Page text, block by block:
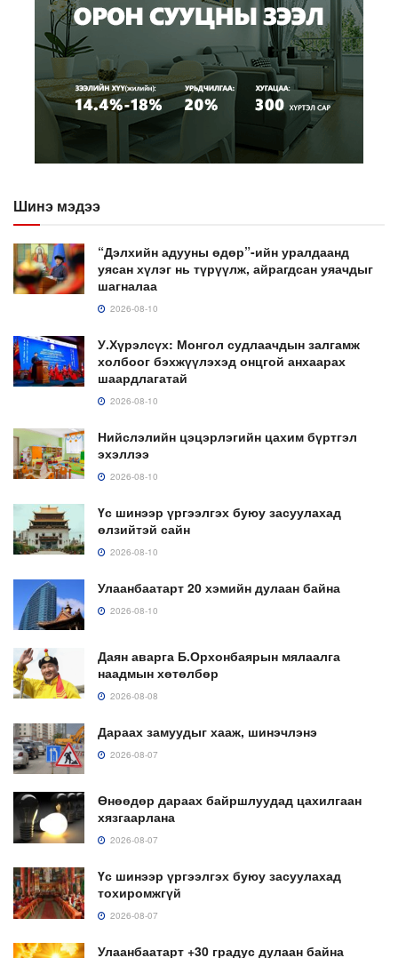
Шинэ мэдээ
“Дэлхийн адууны өдөр”-ийн уралдаанд
уясан хүлэг нь түрүүлж, айрагдсан уяачдыг
шагналаа
2026-08-10
У.Хүрэлсүх: Монгол судлаачдын залгамж
холбоог бэхжүүлэхэд онцгой анхаарах
шаардлагатай
2026-08-10
Нийслэлийн цэцэрлэгийн цахим бүртгэл
эхэллээ
2026-08-10
Үс шинээр үргээлгэх буюу засуулахад
өлзийтэй сайн
2026-08-10
Улаанбаатарт 20 хэмийн дулаан байна
2026-08-10
Даян аварга Б.Орхонбаярын мялаалга
наадмын хөтөлбөр
2026-08-08
Дараах замуудыг хааж, шинэчлэнэ
2026-08-07
Өнөөдөр дараах байршлуудад цахилгаан
хязгаарлана
2026-08-07
Үс шинээр үргээлгэх буюу засуулахад
тохиромжгүй
2026-08-07
Улаанбаатарт +30 градус дулаан байна